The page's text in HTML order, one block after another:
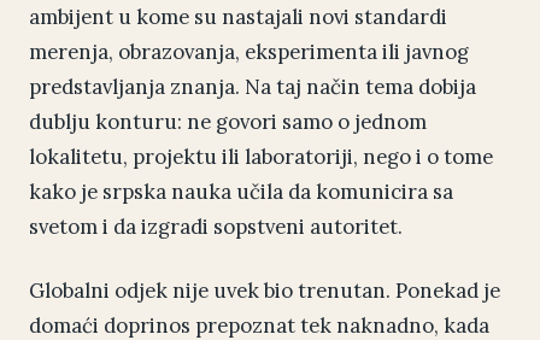
ambijent u kome su nastajali novi standardi
merenja, obrazovanja, eksperimenta ili javnog
predstavljanja znanja. Na taj način tema dobija
dublju konturu: ne govori samo o jednom
lokalitetu, projektu ili laboratoriji, nego i o tome
kako je srpska nauka učila da komunicira sa
svetom i da izgradi sopstveni autoritet.
Globalni odjek nije uvek bio trenutan. Ponekad je
domaći doprinos prepoznat tek naknadno, kada